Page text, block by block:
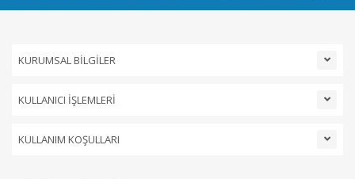
KURUMSAL BİLGİLER
KULLANICI İŞLEMLERİ
KULLANIM KOŞULLARI